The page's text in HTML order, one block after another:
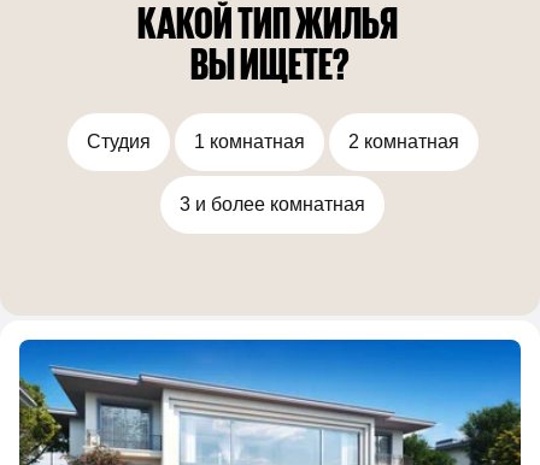
КАКОЙ ТИП ЖИЛЬЯ
ВЫ ИЩЕТЕ?
Студия 1 комнатная 2 комнатная
3 и более комнатная